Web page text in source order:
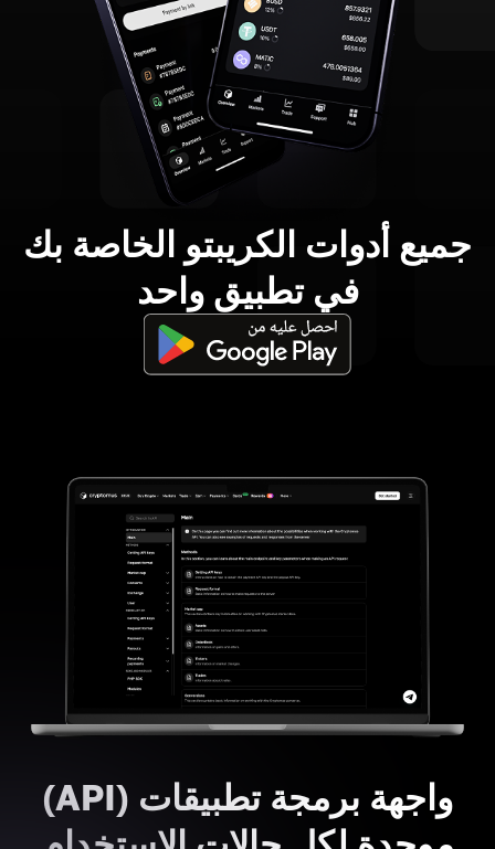
جميع أدوات الكريبتو الخاصة بك
في تطبيق واحد
واجهة برمجة تطبيقات (API)